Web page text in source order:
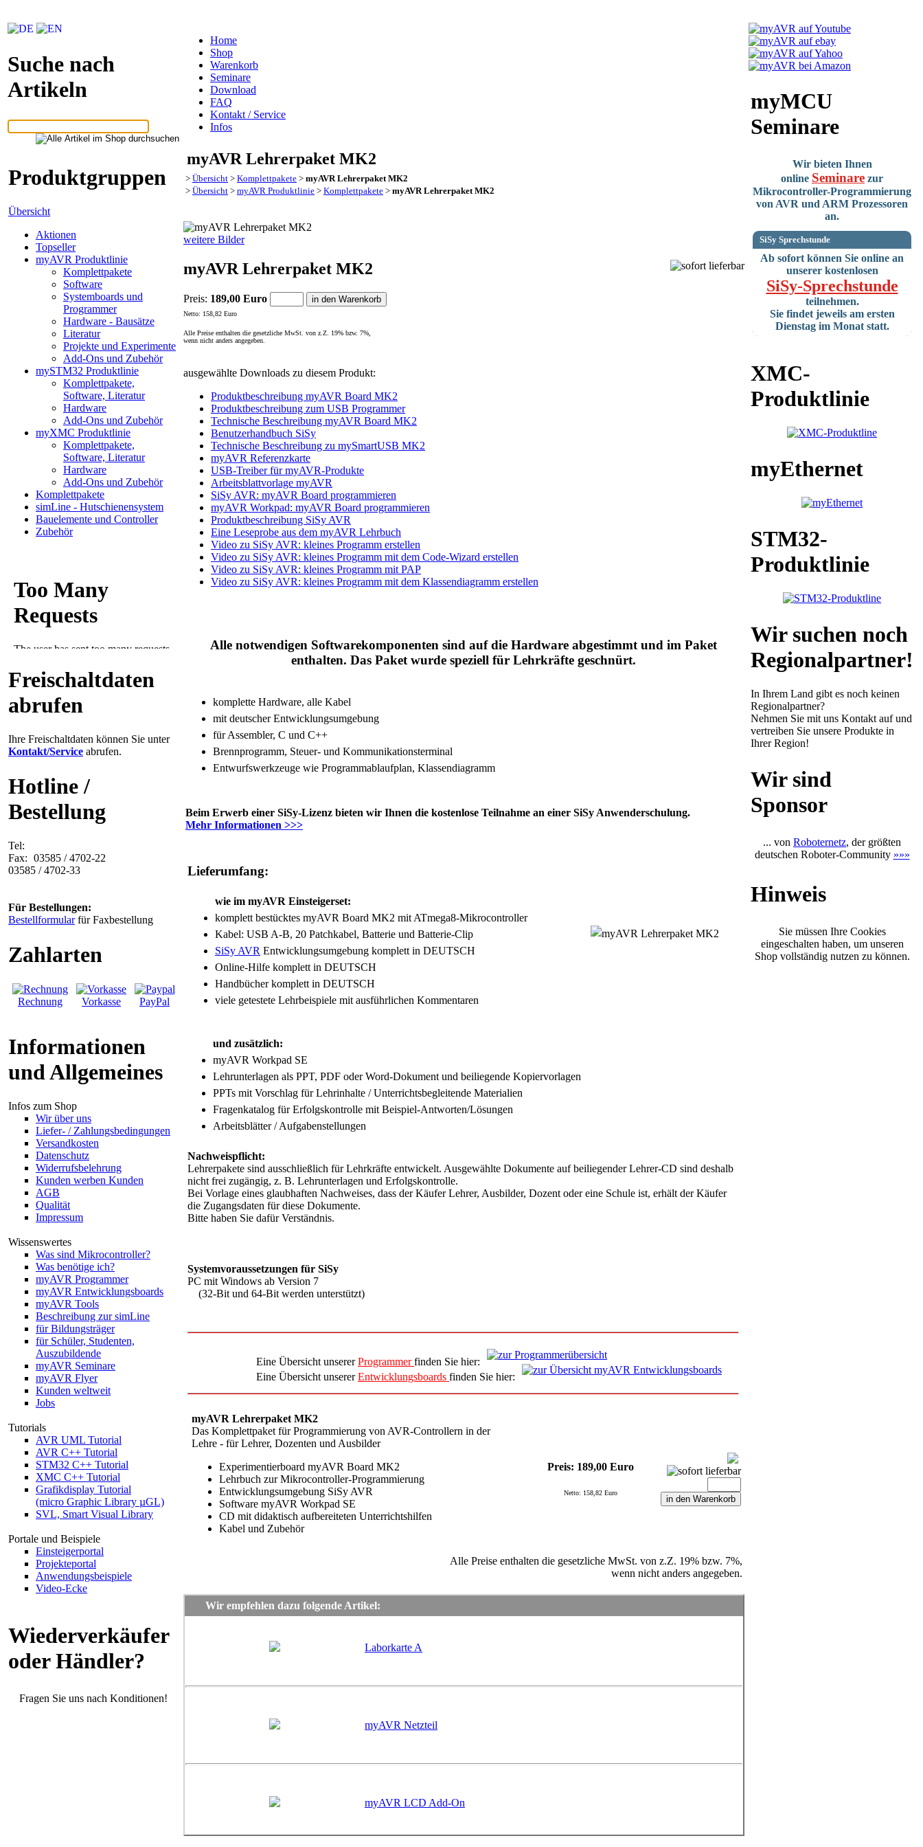
Suche nach
Artikeln
Produktgruppen
Übersicht
Aktionen
Topseller
myAVR Produktlinie
Komplettpakete
Software
Systemboards und
Programmer
Hardware - Bausätze
Literatur
Projekte und Experimente
Add-Ons und Zubehör
mySTM32 Produktlinie
Komplettpakete,
Software, Literatur
Hardware
Add-Ons und Zubehör
myXMC Produktlinie
Komplettpakete,
Software, Literatur
Hardware
Add-Ons und Zubehör
Komplettpakete
simLine - Hutschienensystem
Bauelemente und Controller
Zubehör
Freischaltdaten
abrufen
Ihre Freischaltdaten können Sie unter
Kontakt/Service abrufen.
Hotline /
Bestellung
Tel:
Fax: 03585 / 4702-22
03585 / 4702-33
Für Bestellungen:
Bestellformularfür Faxbestellung
Zahlarten
Rechnung Vorkasse PayPal
Informationen
und Allgemeines
Infos zum Shop
Wir über uns
Liefer- / Zahlungsbedingungen
Versandkosten
Datenschutz
Widerrufsbelehrung
Kunden werben Kunden
AGB
Qualität
Impressum
Wissenswertes
Was sind Mikrocontroller?
Was benötige ich?
myAVR Programmer
myAVR Entwicklungsboards
myAVR Tools
Beschreibung zur simLine
für Bildungsträger
für Schüler, Studenten,
Auszubildende
myAVR Seminare
myAVR Flyer
Kunden weltweit
Jobs
Tutorials
AVR UML Tutorial
AVR C++ Tutorial
STM32 C++ Tutorial
XMC C++ Tutorial
Grafikdisplay Tutorial
(micro Graphic Library µGL)
SVL, Smart Visual Library
Portale und Beispiele
Einsteigerportal
Projekteportal
Anwendungsbeispiele
Video-Ecke
Wiederverkäufer
oder Händler?
Fragen Sie uns nach Konditionen!
Home
Shop
Warenkorb
Seminare
Download
FAQ
Kontakt / Service
Infos
myAVR Lehrerpaket MK2
> Übersicht > Komplettpakete > myAVR Lehrerpaket MK2
> Übersicht > myAVR Produktlinie > Komplettpakete > myAVR Lehrerpaket MK2
weitere Bilder
myAVR Lehrerpaket MK2
Preis: 189,00 Euro
Netto: 158,82 Euro
Alle Preise enthalten die gesetzliche MwSt. von z.Z. 19% bzw. 7%,
wenn nicht anders angegeben.
ausgewählte Downloads zu diesem Produkt:
Produktbeschreibung myAVR Board MK2
Produktbeschreibung zum USB Programmer
Technische Beschreibung myAVR Board MK2
Benutzerhandbuch SiSy
Technische Beschreibung zu mySmartUSB MK2
myAVR Referenzkarte
USB-Treiber für myAVR-Produkte
Arbeitsblattvorlage myAVR
SiSy AVR: myAVR Board programmieren
myAVR Workpad: myAVR Board programmieren
Produktbeschreibung SiSy AVR
Eine Leseprobe aus dem myAVR Lehrbuch
Video zu SiSy AVR: kleines Programm erstellen
Video zu SiSy AVR: kleines Programm mit dem Code-Wizard erstellen
Video zu SiSy AVR: kleines Programm mit PAP
Video zu SiSy AVR: kleines Programm mit dem Klassendiagramm erstellen
Alle notwendigen Softwarekomponenten sind auf die Hardware abgestimmt und im Paket
enthalten. Das Paket wurde speziell für Lehrkräfte geschnürt.
komplette Hardware, alle Kabel
mit deutscher Entwicklungsumgebung
für Assembler, C und C++
Brennprogramm, Steuer- und Kommunikationsterminal
Entwurfswerkzeuge wie Programmablaufplan, Klassendiagramm
Beim Erwerb einer SiSy-Lizenz bieten wir Ihnen die kostenlose Teilnahme an einer SiSy Anwenderschulung.
Mehr Informationen >>>
Lieferumfang:
wie im myAVR Einsteigerset:
komplett bestücktes myAVR Board MK2 mit ATmega8-Mikrocontroller
Kabel: USB A-B, 20 Patchkabel, Batterie und Batterie-Clip
SiSy AVR Entwicklungsumgebung komplett in DEUTSCH
Online-Hilfe komplett in DEUTSCH
Handbücher komplett in DEUTSCH
viele getestete Lehrbeispiele mit ausführlichen Kommentaren
und zusätzlich:
myAVR Workpad SE
Lehrunterlagen als PPT, PDF oder Word-Dokument und beiliegende Kopiervorlagen
PPTs mit Vorschlag für Lehrinhalte / Unterrichtsbegleitende Materialien
Fragenkatalog für Erfolgskontrolle mit Beispiel-Antworten/Lösungen
Arbeitsblätter / Aufgabenstellungen
Nachweispflicht:
Lehrerpakete sind ausschließlich für Lehrkräfte entwickelt. Ausgewählte Dokumente auf beiliegender Lehrer-CD sind deshalb
nicht frei zugängig, z. B. Lehrunterlagen und Erfolgskontrolle.
Bei Vorlage eines glaubhaften Nachweises, dass der Käufer Lehrer, Ausbilder, Dozent oder eine Schule ist, erhält der Käufer
die Zugangsdaten für diese Dokumente.
Bitte haben Sie dafür Verständnis.
Systemvoraussetzungen für SiSy
PC mit Windows ab Version 7
(32-Bit und 64-Bit werden unterstützt)
Eine Übersicht unsererProgrammerfinden Sie hier:
Eine Übersicht unsererEntwicklungsboards finden Sie hier:
myAVR Lehrerpaket MK2
Das Komplettpaket für Programmierung von AVR-Controllern in der
Lehre - für Lehrer, Dozenten und Ausbilder
Experimentierboard myAVR Board MK2
Lehrbuch zur Mikrocontroller-Programmierung
Entwicklungsumgebung SiSy AVR
Software myAVR Workpad SE
CD mit didaktisch aufbereiteten Unterrichtshilfen
Kabel und Zubehör
Preis: 189,00 Euro
Netto: 158,82 Euro
Alle Preise enthalten die gesetzliche MwSt. von z.Z. 19% bzw. 7%,
wenn nicht anders angegeben.
Wir empfehlen dazu folgende Artikel:
Laborkarte A
myAVR Netzteil
myAVR LCD Add-On
myMCU
Seminare
Wir bieten Ihnen
online Seminare zur
Mikrocontroller-Programmierung
von AVR und ARM Prozessoren
an.
SiSy Sprechstunde
Ab sofort können Sie online an
unserer kostenlosen
SiSy-Sprechstunde
teilnehmen.
Sie findet jeweils am ersten
Dienstag im Monat statt.
XMC-
Produktlinie
myEthernet
STM32-
Produktlinie
Wir suchen noch
Regionalpartner!
In Ihrem Land gibt es noch keinen
Regionalpartner?
Nehmen Sie mit uns Kontakt auf und
vertreiben Sie unsere Produkte in
Ihrer Region!
Wir sind
Sponsor
... von Roboternetz, der größten
deutschen Roboter-Community »»»
Hinweis
Sie müssen Ihre Cookies
eingeschalten haben, um unseren
Shop vollständig nutzen zu können.